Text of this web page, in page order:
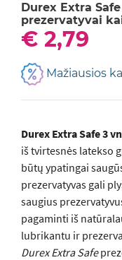
Durex Extra
prezervatyvai
€ 2,79
Mažiausios
Durex Extra Safe 3
iš tvirtesnės latekso
būtų ypatingai
prezervatyvas gali
saugius
pagaminti iš
lubrikantu ir
Durex Extra Safe